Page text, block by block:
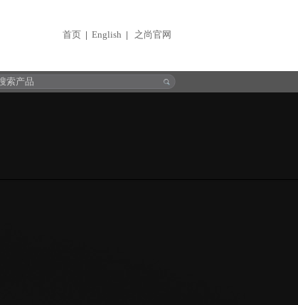
首页 English 之尚官网